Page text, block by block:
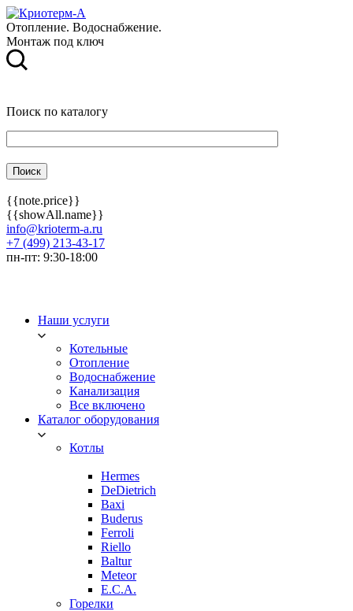
Отопление. Водоснабжение.
Монтаж под ключ
Поиск по каталогу
{{note.price}}
{{showAll.name}}
info@krioterm-a.ru
+7 (499) 213-43-17
пн-пт: 9:30-18:00
Наши услуги
Котельные
Отопление
Водоснабжение
Канализация
Все включено
Каталог оборудования
Котлы
Hermes
DeDietrich
Baxi
Buderus
Ferroli
Riello
Baltur
Meteor
E.C.A.
Горелки